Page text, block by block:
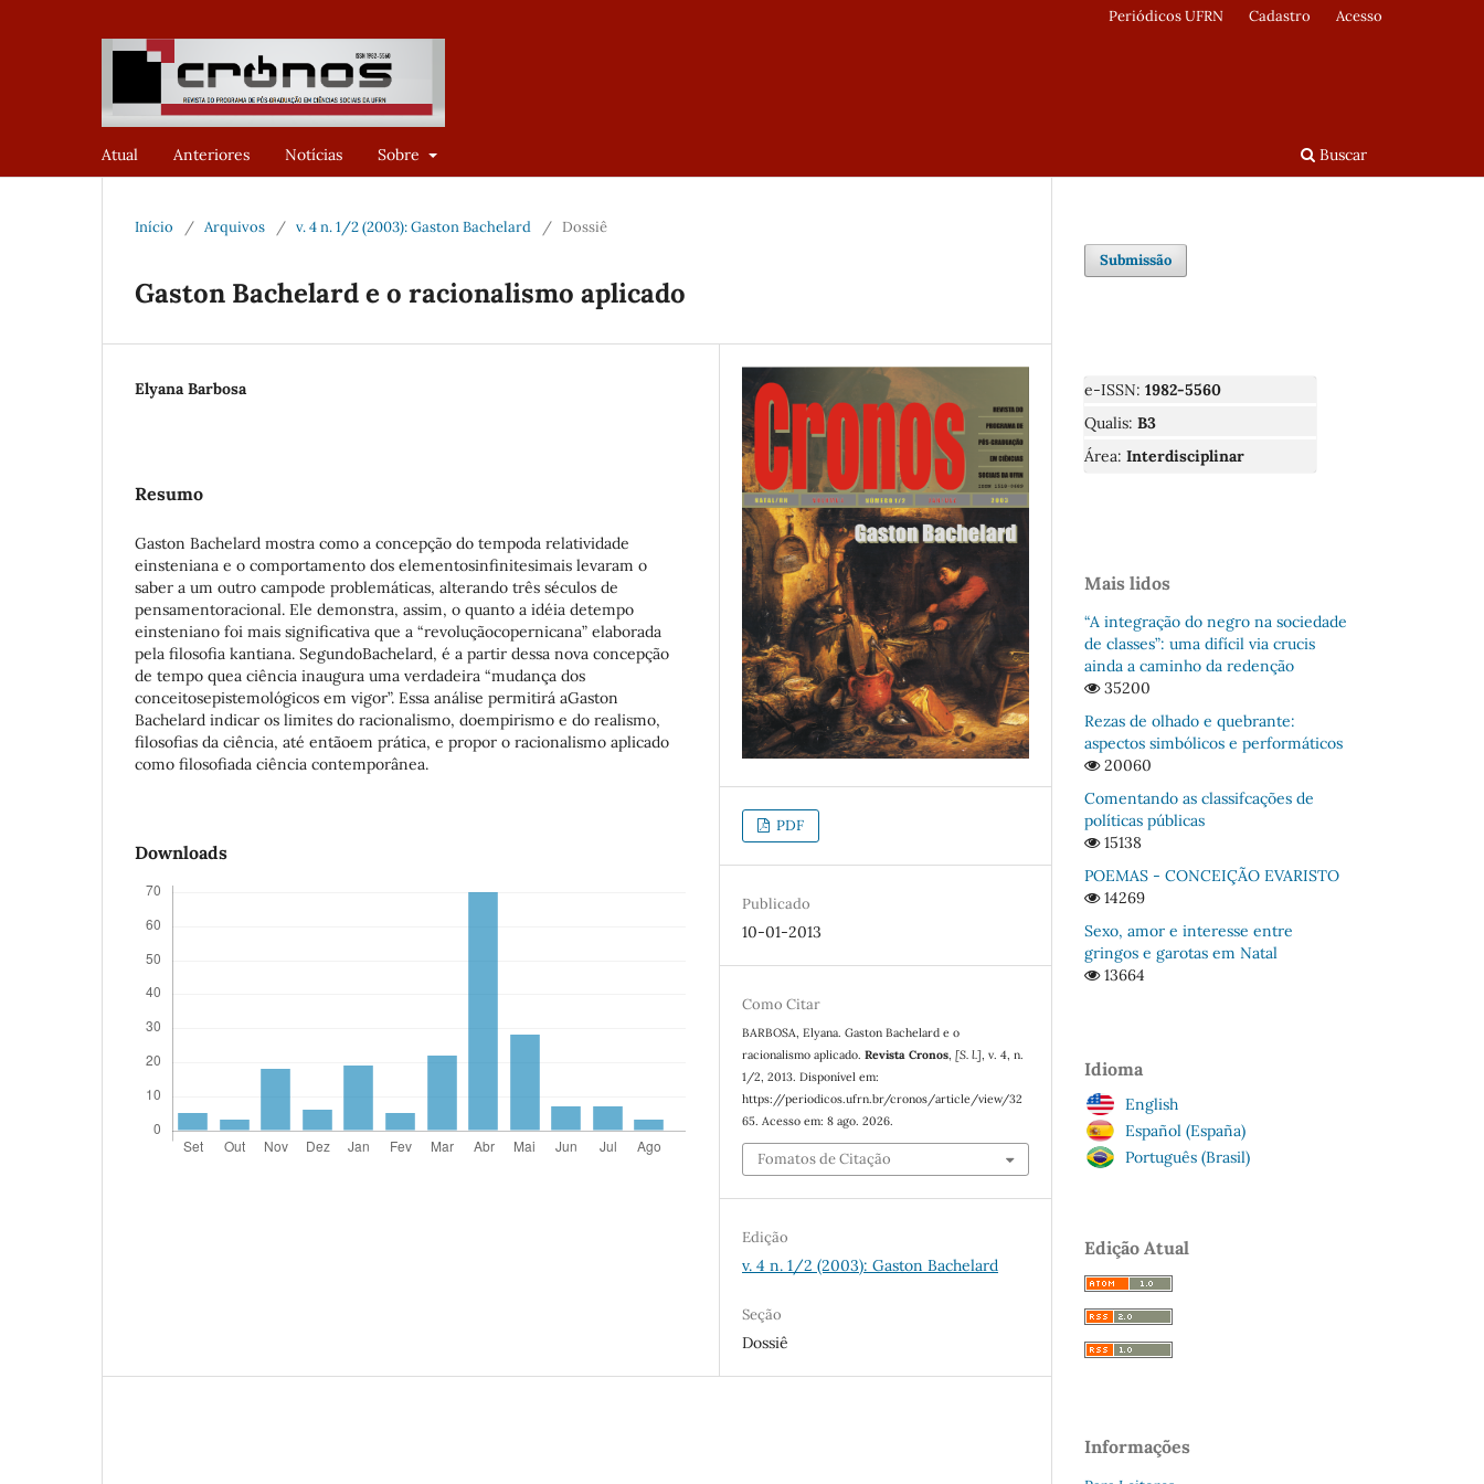
Atual Anteriores Notícias Sobre Buscar
Periódicos UFRN Cadastro Acesso
Início / Arquivos / v. 4 n. 1/2 (2003): Gaston Bachelard / Dossiê
Gaston Bachelard e o racionalismo aplicado
Elyana Barbosa
Resumo
Gaston Bachelard mostra como a concepção do tempoda relatividade
einsteniana e o comportamento dos elementosinfinitesimais levaram o
saber a um outro campode problemáticas, alterando três séculos de
pensamentoracional. Ele demonstra, assim, o quanto a idéia detempo
einsteniano foi mais significativa que a “revoluçãocopernicana” elaborada
pela filosofia kantiana. SegundoBachelard, é a partir dessa nova concepção
de tempo quea ciência inaugura uma verdadeira “mudança dos
conceitosepistemológicos em vigor”. Essa análise permitirá aGaston
Bachelard indicar os limites do racionalismo, doempirismo e do realismo,
filosofias da ciência, até entãoem prática, e propor o racionalismo aplicado
como filosofiada ciência contemporânea.
Downloads
PDF
Publicado
10-01-2013
Como Citar
BARBOSA, Elyana. Gaston Bachelard e o
racionalismo aplicado.Revista Cronos ,[S. l.] , v. 4, n.
1/2, 2013. Disponível em:
https://periodicos.ufrn.br/cronos/article/view/32
65. Acesso em: 8 ago. 2026.
Fomatos de Citação
Edição
v. 4 n. 1/2 (2003): Gaston Bachelard
Seção
Dossiê
Submissão
e-ISSN: 1982-5560
Qualis: B3
Área: Interdisciplinar
Mais lidos
“A integração do negro na sociedade
de classes”: uma difícil via crucis
ainda a caminho da redenção
35200
Rezas de olhado e quebrante:
aspectos simbólicos e performáticos
20060
Comentando as classifcações de
políticas públicas
15138
POEMAS - CONCEIÇÃO EVARISTO
14269
Sexo, amor e interesse entre
gringos e garotas em Natal
13664
Idioma
English
Español (España)
Português (Brasil)
Edição Atual
Informações